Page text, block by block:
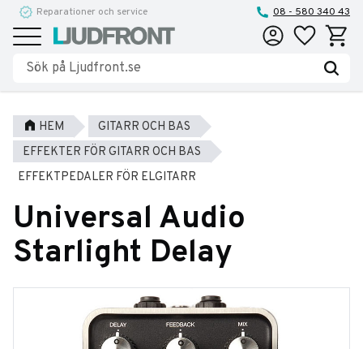
Meny
Reparationer och service 08 - 580 340 43
Favoriter
HEM
GITARR OCH BAS
EFFEKTER FÖR GITARR OCH BAS
EFFEKTPEDALER FÖR ELGITARR
Universal Audio
Starlight Delay